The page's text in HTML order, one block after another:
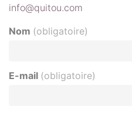
info@quitou.com
Nom (obligatoire)
E-mail (obligatoire)